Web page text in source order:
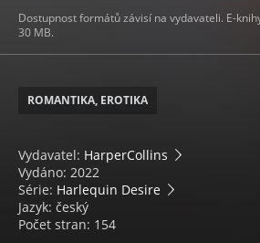
Dostupnost formátů závisí na vydavateli. E-
30 MB.
ROMANTIKA, EROTIKA
Vydavatel: HarperCollins
Vydáno: 2022
Série: Harlequin Desire
Jazyk: český
Počet stran: 154